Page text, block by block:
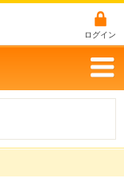
ログイン